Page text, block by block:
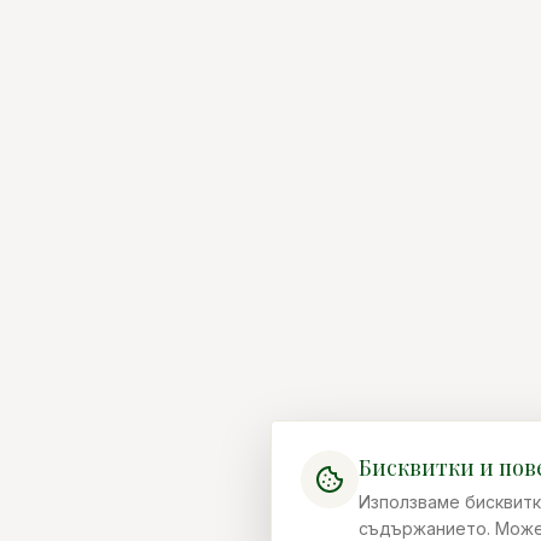
Бисквитки и
Използваме
съдържанието.